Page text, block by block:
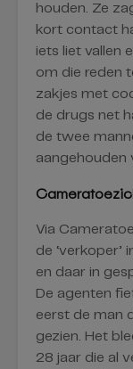
houden. Ze
kort contact
iets liet vallen
om die reden
zakjes met
de drugs net
de twee
aangehouden
Via
de ‘verkoper’
en daar in
De agenten
eerst de man
gezien. Het
28 jaar die al